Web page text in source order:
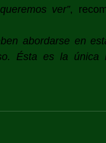
ver”,
abordarse en
Ésta es la única